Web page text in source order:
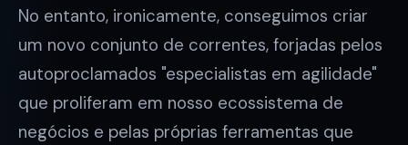
No entanto, ironicamente, conseguimos criar
um novo conjunto de correntes, forjadas pelos
autoproclamados "especialistas em agilidade"
que proliferam em nosso ecossistema de
negócios e pelas próprias ferramentas que